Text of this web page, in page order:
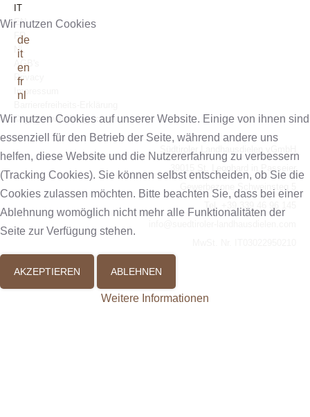
IT
EN
FR
NL
AGB's
Privacy
Impressum
© geiger-webdesign.com
Südtiroler Landhausdielen vGmbH
39015 St. Leonhard in Passeier
Gewerbezone Schweinsteg 5
Tel. +39 339 46 96 145
Wir nutzen Cookies
de
it
en
fr
nl
Wir nutzen Cookies auf unserer Website. Einige von ihnen sind
essenziell für den Betrieb der Seite, während andere uns
helfen, diese Website und die Nutzererfahrung zu verbessern
(Tracking Cookies). Sie können selbst entscheiden, ob Sie die
Cookies zulassen möchten. Bitte beachten Sie, dass bei einer
Ablehnung womöglich nicht mehr alle Funktionalitäten der
Seite zur Verfügung stehen.
AKZEPTIEREN ABLEHNEN
Weitere Informationen